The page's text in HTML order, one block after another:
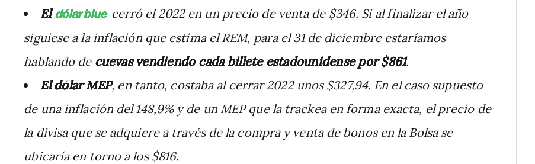
Eldólar blue cerró el 2022 en un precio de venta de $346. Si al finalizar el año
siguiese a la inflación que estima el REM, para el 31 de diciembre estaríamos
hablando de cuevas vendiendo cada billete estadounidense por $861.
El dólar MEP, en tanto, costaba al cerrar 2022 unos $327,94. En el caso supuesto
de una inflación del 148,9% y de un MEP que la trackea en forma exacta, el precio de
la divisa que se adquiere a través de la compra y venta de bonos en la Bolsa se
ubicaría en torno a los $816.